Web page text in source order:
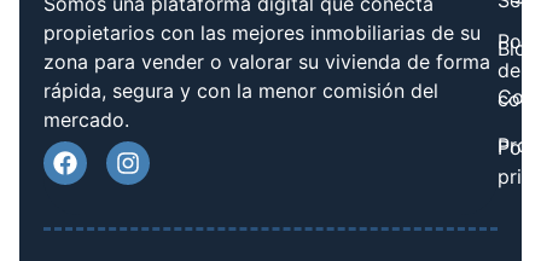
propietarios con las mejores inmobiliarias de su
zona para vender o valorar su vivienda de forma
rápida, segura y con la menor comisión del
mercado.
Blog
de